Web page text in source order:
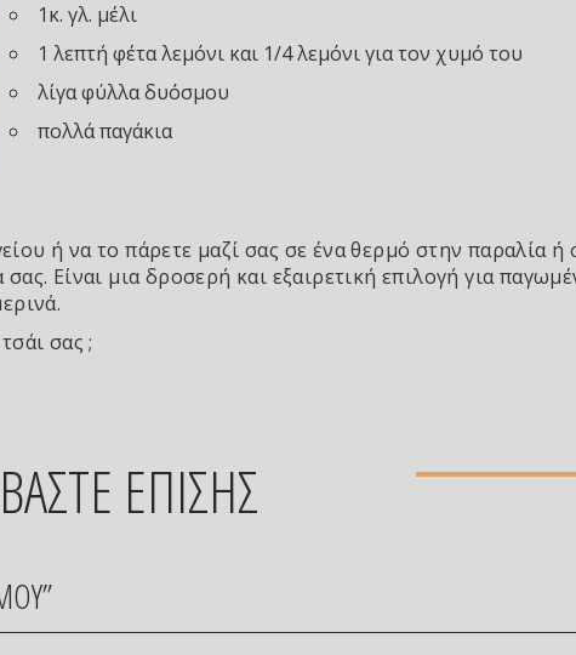
1κ. γλ. μέλι
1 λεπτή φέτα λεμόνι και 1/4 λεμόνι για τον χυμό του
λίγα φύλλα δυόσμου
πολλά παγάκια
ή να το πάρετε μαζί σας σε ένα θερμό στην παραλία ή
Είναι μια δροσερή και εξαιρετική επιλογή για
σας ;
ΕΠΙΣΗΣ